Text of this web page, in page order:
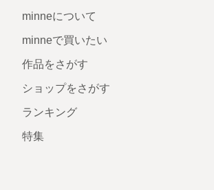
minneについて
minneで買いたい
作品をさがす
ショップをさがす
ランキング
特集